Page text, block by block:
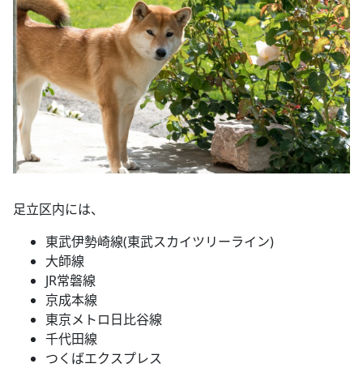
足立区内には、
東武伊勢崎線(東武スカイツリーライン)
大師線
JR常磐線
京成本線
東京メトロ日比谷線
千代田線
つくばエクスプレス